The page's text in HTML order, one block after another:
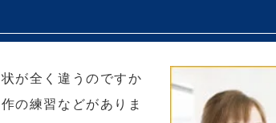
が全く違うのですか
の練習などがありま